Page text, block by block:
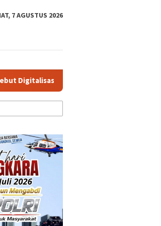
7 AGUSTUS 2026
Bansos